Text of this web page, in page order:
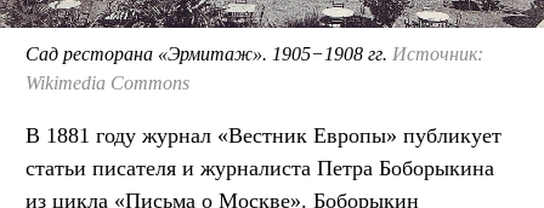
Сад ресторана «Эрмитаж». 1905−1908 гг. Источник:
Wikimedia Commons
В 1881 году журнал «Вестник Европы» публикует
статьи писателя и журналиста Петра Боборыкина
из цикла «Письма о Москве». Боборыкин